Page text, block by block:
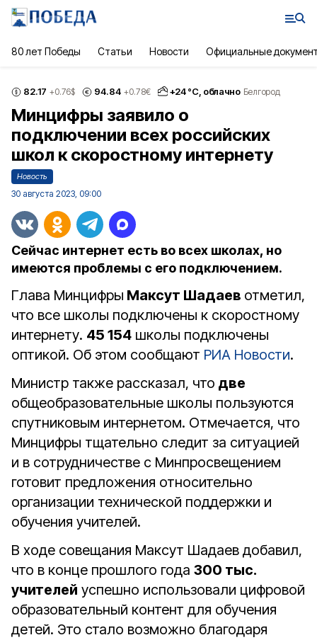
80 лет Победы Статьи Новости Официальные
82.17 +0.76$ 94.84 +0.78€ +24°С, облачно Белгород
Минцифры заявило о
подключении всех российских
школ к скоростному интернету
Новость
30 августа 2023, 09:00
Сейчас интернет есть во всех школах, но
имеются проблемы с его подключением.
Глава Минцифры Максут Шадаев отметил,
что все школы подключены к скоростному
интернету. 45 154 школы подключены
оптикой. Об этом сообщают РИА Новости.
Министр также рассказал, что две
общеобразовательные школы пользуются
спутниковым интернетом. Отмечается, что
Минцифры тщательно следит за ситуацией
и в сотрудничестве с Минпросвещением
готовит предложения относительно
организации технической поддержки и
обучения учителей.
В ходе совещания Максут Шадаев добавил,
что в конце прошлого года 300 тыс.
учителей успешно использовали цифровой
образовательный контент для обучения
детей. Это стало возможно благодаря